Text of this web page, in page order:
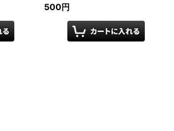
500円